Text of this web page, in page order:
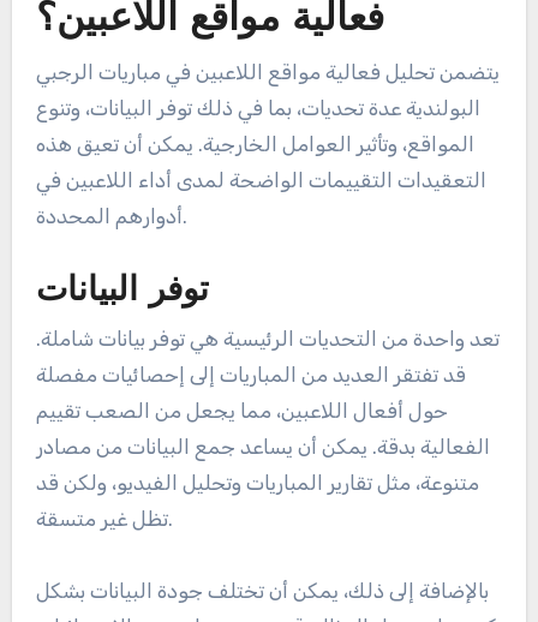
فعالية مواقع اللاعبين؟
يتضمن تحليل فعالية مواقع اللاعبين في مباريات الرجبي
البولندية عدة تحديات، بما في ذلك توفر البيانات، وتنوع
المواقع، وتأثير العوامل الخارجية. يمكن أن تعيق هذه
التعقيدات التقييمات الواضحة لمدى أداء اللاعبين في
أدوارهم المحددة.
توفر البيانات
تعد واحدة من التحديات الرئيسية هي توفر بيانات شاملة.
قد تفتقر العديد من المباريات إلى إحصائيات مفصلة
حول أفعال اللاعبين، مما يجعل من الصعب تقييم
الفعالية بدقة. يمكن أن يساعد جمع البيانات من مصادر
متنوعة، مثل تقارير المباريات وتحليل الفيديو، ولكن قد
تظل غير متسقة.
بالإضافة إلى ذلك، يمكن أن تختلف جودة البيانات بشكل